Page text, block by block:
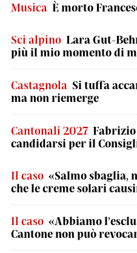
Musica È morto
Sci alpino Lara Gut-
più il mio momento di
Castagnola Si tuffa
ma non riemerge
Cantonali 2027
candidarsi per il
Il caso «Salmo sbaglia,
che le creme solari
Il caso «Abbiamo
Cantone non può